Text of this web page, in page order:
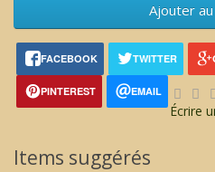
Ajouter
FACEBOOK TWITTER
PINTEREST EMAIL
Écrire
Items suggérés